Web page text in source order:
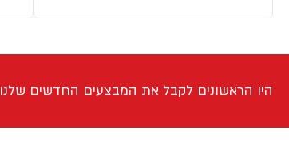
היו הראשונים לקבל את המבצעים החדשים שלנו